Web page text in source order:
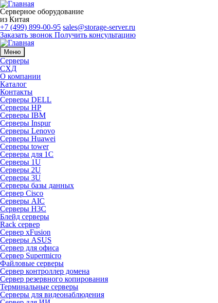
Серверное оборудование
из Китая
+7 (499) 899-00-95 sales@storage-server.ru
Заказать звонок Получить консультацию
Меню
Серверы
СХД
О компании
Каталог
Контакты
Серверы DELL
Серверы HP
Серверы IBM
Серверы Inspur
Серверы Lenovo
Серверы Huawei
Серверы tower
Серверы для 1C
Серверы 1U
Серверы 2U
Серверы 3U
Серверы базы данных
Сервер Cisco
Серверы AIC
Серверы H3C
Блейд серверы
Rack сервер
Сервер xFusion
Серверы ASUS
Сервер для офиса
Сервер Supermicro
Файловые серверы
Сервер контроллер домена
Сервер резервного копирования
Терминальные серверы
Серверы для видеонаблюдения